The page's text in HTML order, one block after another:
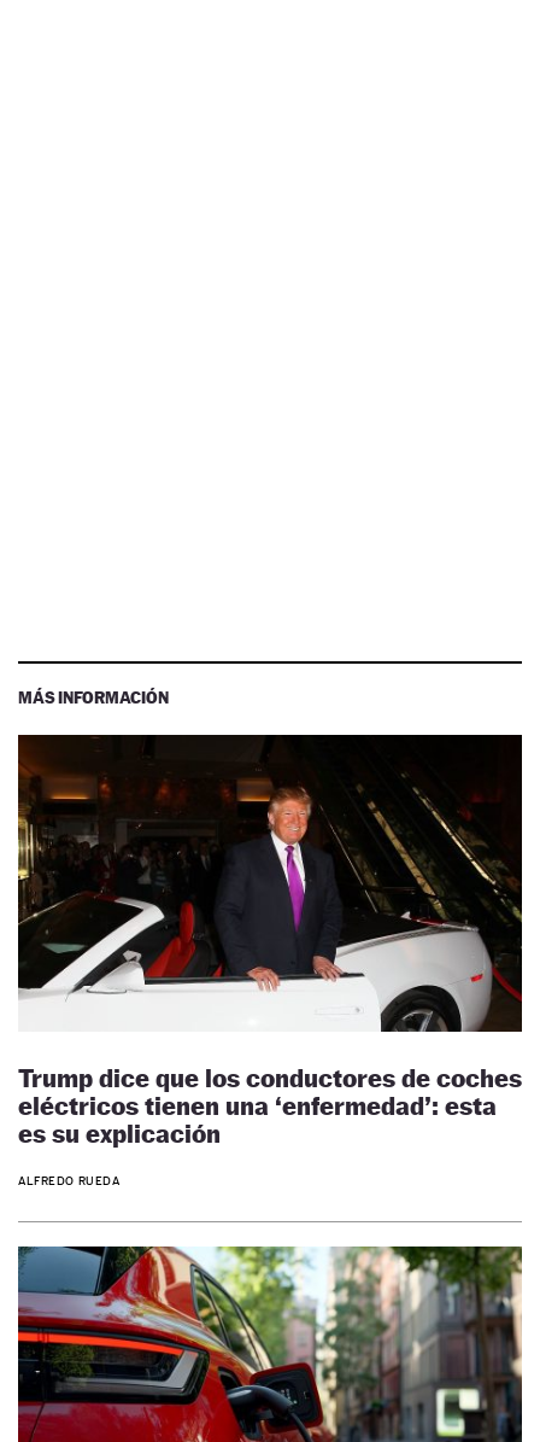
MÁS INFORMACIÓN
Trump dice que los conductores de coches
eléctricos tienen una ‘enfermedad’: esta
es su explicación
ALFREDO RUEDA